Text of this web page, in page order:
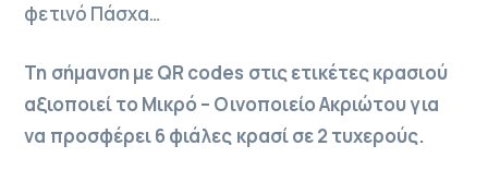
φετινό Πάσχα…
Τη σήμανση με QR codes στις ετικέτες κρασιού
αξιοποιεί το Μικρό – Οινοποιείο Ακριώτου για
να προσφέρει 6 φιάλες κρασί σε 2 τυχερούς.